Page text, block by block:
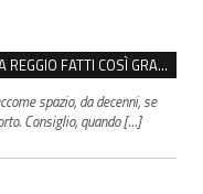
MAXI-RISSA ALLA CANALINA, MASSARI: “A REGGIO FATTI COSÌ GRAVI NON DEVONO TROVARE SPAZIO”
spazio, da decenni, se
Consiglio, quando […]